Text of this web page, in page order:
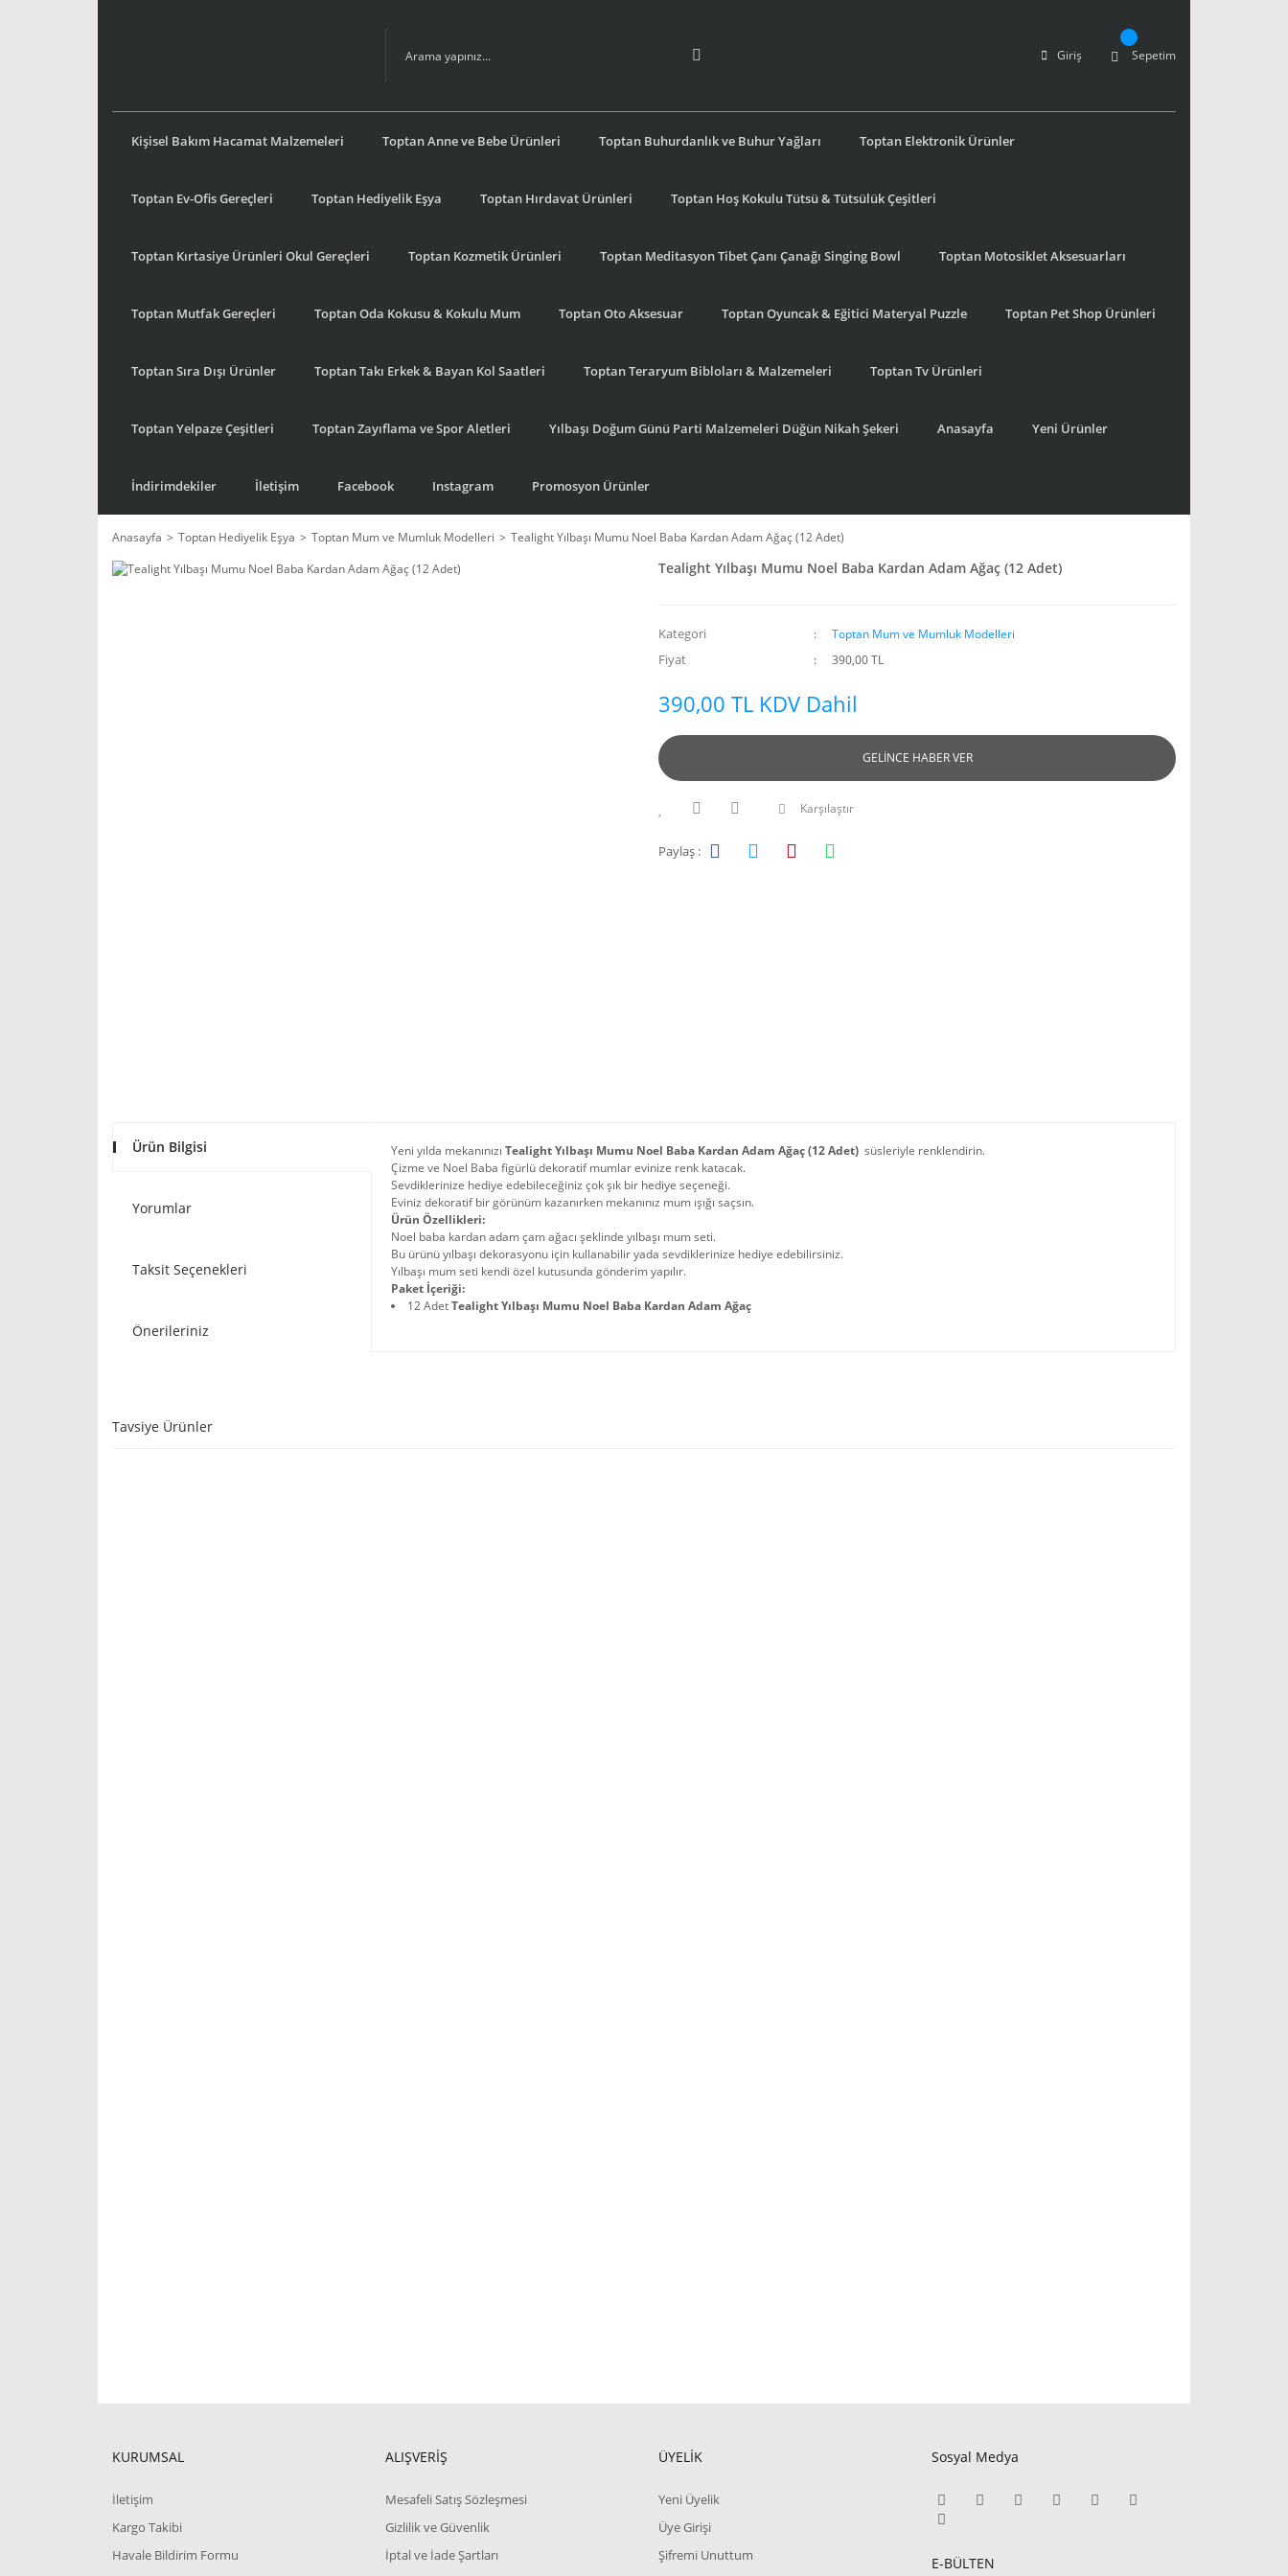
Giriş Sepetim
Kişisel Bakım Hacamat Malzemeleri Toptan Anne ve Bebe Ürünleri Toptan Buhurdanlık ve Buhur Yağları Toptan Elektronik Ürünler
Toptan Ev-Ofis Gereçleri Toptan Hediyelik Eşya Toptan Hırdavat Ürünleri Toptan Hoş Kokulu Tütsü & Tütsülük Çeşitleri
Toptan Kırtasiye Ürünleri Okul Gereçleri Toptan Kozmetik Ürünleri Toptan Meditasyon Tibet Çanı Çanağı Singing Bowl Toptan Motosiklet Aksesuarları
Toptan Mutfak Gereçleri Toptan Oda Kokusu & Kokulu Mum Toptan Oto Aksesuar Toptan Oyuncak & Eğitici Materyal Puzzle Toptan Pet Shop Ürünleri
Toptan Sıra Dışı Ürünler Toptan Takı Erkek & Bayan Kol Saatleri Toptan Teraryum Bibloları & Malzemeleri Toptan Tv Ürünleri
Toptan Yelpaze Çeşitleri Toptan Zayıflama ve Spor Aletleri Yılbaşı Doğum Günü Parti Malzemeleri Düğün Nikah Şekeri Anasayfa Yeni Ürünler
İndirimdekiler İletişim Facebook Instagram Promosyon Ürünler
Anasayfa Toptan Hediyelik Eşya Toptan Mum ve Mumluk Modelleri Tealight Yılbaşı Mumu Noel Baba Kardan Adam Ağaç (12 Adet)
Tealight Yılbaşı Mumu Noel Baba Kardan Adam Ağaç (12 Adet)
Kategori Toptan Mum ve Mumluk Modelleri
Fiyat 390,00 TL
390,00 TL KDV Dahil
GELİNCE HABER VER
Karşılaştır
Paylaş :
Ürün Bilgisi
Yorumlar
Taksit Seçenekleri
Önerileriniz
Yeni yılda mekanınızı Tealight Yılbaşı Mumu Noel Baba Kardan Adam Ağaç (12 Adet) süsleriyle renklendirin.
Çizme ve Noel Baba figürlü dekoratif mumlar evinize renk katacak.
Sevdiklerinize hediye edebileceğiniz çok şık bir hediye seçeneği.
Eviniz dekoratif bir görünüm kazanırken mekanınız mum ışığı saçsın.
Ürün Özellikleri:
Noel baba kardan adam çam ağacı şeklinde yılbaşı mum seti.
Bu ürünü yılbaşı dekorasyonu için kullanabilir yada sevdiklerinize hediye edebilirsiniz.
Yılbaşı mum seti kendi özel kutusunda gönderim yapılır.
Paket İçeriği:
12 AdetTealight Yılbaşı Mumu Noel Baba Kardan Adam Ağaç
Tavsiye Ürünler
KURUMSAL
İletişim
Kargo Takibi
Havale Bildirim Formu
ALIŞVERİŞ
Mesafeli Satış Sözleşmesi
Gizlilik ve Güvenlik
İptal ve İade Şartları
ÜYELİK
Yeni Üyelik
Üye Girişi
Şifremi Unuttum
Sosyal Medya
E-BÜLTEN